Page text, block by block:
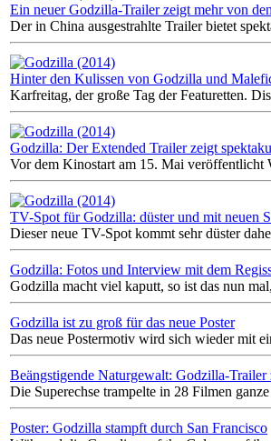
Ein neuer Godzilla-Trailer zeigt mehr von
Der in China ausgestrahlte Trailer bietet
Hinter den Kulissen von Godzilla und
Karfreitag, der große Tag der Featuretten.
Godzilla: Der Extended Trailer zeigt
Vor dem Kinostart am 15. Mai veröffentlicht
TV-Spot für Godzilla: düster und mit neuen
Dieser neue TV-Spot kommt sehr düster
Godzilla: Fotos und Interview mit dem
Godzilla macht viel kaputt, so ist das nun
Godzilla ist zu groß für das neue Poster
Das neue Postermotiv wird sich wieder mit
Beängstigende Naturgewalt: Godzilla-Trailer
Die Superechse trampelte in 28 Filmen
Poster: Godzilla stampft durch San Francisco